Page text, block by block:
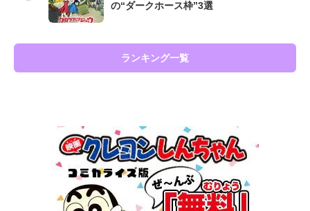
の“ダークホース枠”3選
ランキング一覧